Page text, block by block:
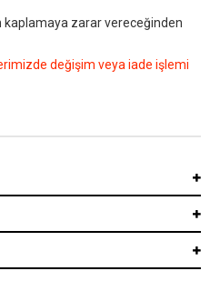
zarar vereceğinden
değişim veya iade işlemi